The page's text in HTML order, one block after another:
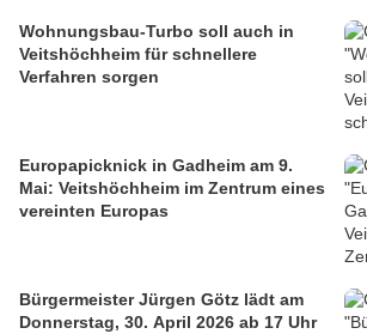
Wohnungsbau-Turbo soll auch in
Veitshöchheim für schnellere
Verfahren sorgen
Europapicknick in Gadheim am 9.
Mai: Veitshöchheim im Zentrum eines
vereinten Europas
Bürgermeister Jürgen Götz lädt am
Donnerstag, 30. April 2026 ab 17 Uhr